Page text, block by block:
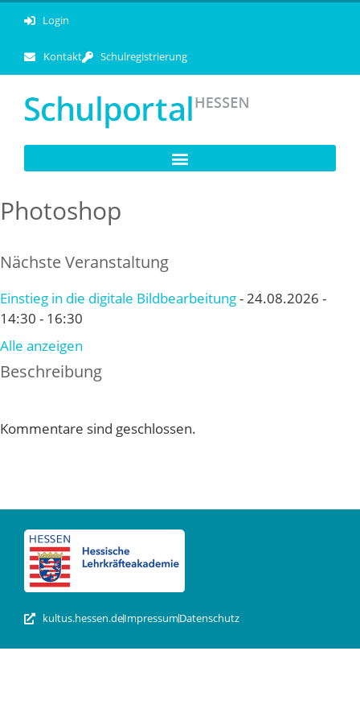
Login
Kontakt Schulregistrierung
Photoshop
Nächste Veranstaltung
Einstieg in die digitale Bildbearbeitung- 24.08.2026 -
14:30 - 16:30
Alle anzeigen
Beschreibung
Kommentare sind geschlossen.
kultus.hessen.deImpressumDatenschutz